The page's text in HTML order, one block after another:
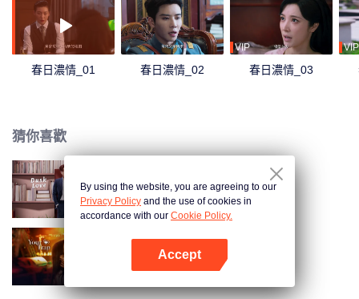
春日濃情_01 春日濃情_02
VIP
春日濃情_03
VIP
猜你喜歡
暮色心跡
步步深陷
By using the website, you are agreeing to our
Privacy Policy and the use of cookies in
accordance with our Cookie Policy.
Accept